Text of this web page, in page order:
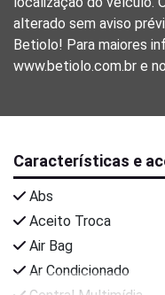
alterado sem aviso
Betiolo! Para maiores
www.betiolo.com.br e
Características e
Abs
Aceito Troca
Air Bag
Ar Condicionado